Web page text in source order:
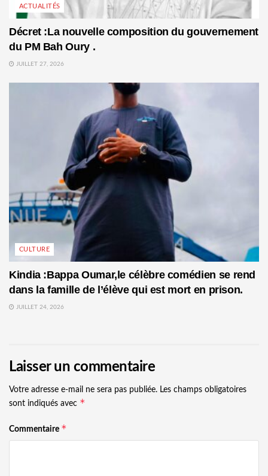
ACTUALITÉS
Décret :La nouvelle composition du gouvernement
du PM Bah Oury .
JUILLET 27, 2026
CULTURE
Kindia :Bappa Oumar,le célèbre comédien se rend
dans la famille de l’élève qui est mort en prison.
JUILLET 24, 2026
Laisser un commentaire
Votre adresse e-mail ne sera pas publiée. Les champs obligatoires
sont indiqués avec *
Commentaire *